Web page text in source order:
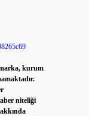
kurum
niteliği